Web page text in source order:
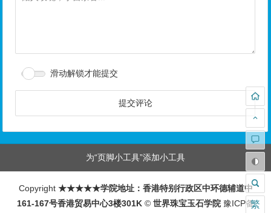
滑动解锁才能提交
为“页脚小工具”添加小工具
Copyright ★★★★★学院地址：香港特别行政区中环德辅道中
161-167号香港贸易中心3楼301K © 世界珠宝玉石学院 豫ICP备繁